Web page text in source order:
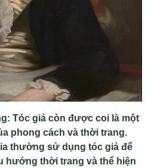
Tóc giả còn được coi là một
phong cách và thời trang.
thường sử dụng tóc giả để
hướng thời trang và thể hiện